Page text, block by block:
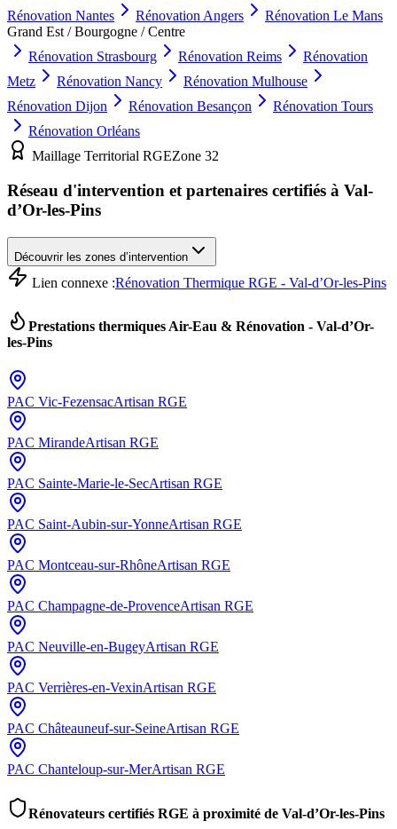
Rénovation Nantes Rénovation Angers Rénovation Le Mans
Grand Est / Bourgogne / Centre
Rénovation Strasbourg Rénovation Reims
Rénovation
Metz
Rénovation Nancy Rénovation Mulhouse
Rénovation Dijon Rénovation Besançon Rénovation Tours
Rénovation Orléans
Maillage Territorial RGEZone 32
Réseau d'intervention et partenaires certifiés à Val-
d’Or-les-Pins
Découvrir les zones d’intervention
Lien connexe :Rénovation Thermique RGE - Val-d’Or-les-Pins
Prestations thermiques Air-Eau & Rénovation - Val-d’Or-
les-Pins
PAC Vic-FezensacArtisan RGE
PAC MirandeArtisan RGE
PAC Sainte-Marie-le-SecArtisan RGE
PAC Saint-Aubin-sur-YonneArtisan RGE
PAC Montceau-sur-RhôneArtisan RGE
PAC Champagne-de-ProvenceArtisan RGE
PAC Neuville-en-BugeyArtisan RGE
PAC Verrières-en-VexinArtisan RGE
PAC Châteauneuf-sur-SeineArtisan RGE
PAC Chanteloup-sur-MerArtisan RGE
Rénovateurs certifiés RGE à proximité de Val-d’Or-les-Pins